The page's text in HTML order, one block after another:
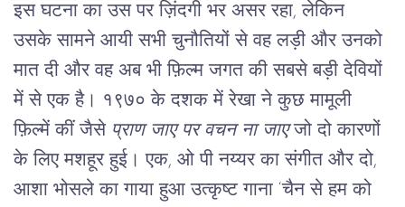
इस घटना का उस पर ज़िंदगी भर असर रहा, लेकिन
उसके सामने आयी सभी चुनौतियों से वह लड़ी और उनको
मात दी और वह अब भी फ़िल्म जगत की सबसे बड़ी देवियों
में से एक है। १९७० के दशक में रेखा ने कुछ मामूली
फ़िल्में कीं जैसे प्राण जाए पर वचन ना जाए जो दो कारणों
के लिए मशहूर हुई। एक, ओ पी नय्यर का संगीत और दो,
आशा भोसले का गाया हुआ उत्कृष्ट गाना ‘चैन से हम को